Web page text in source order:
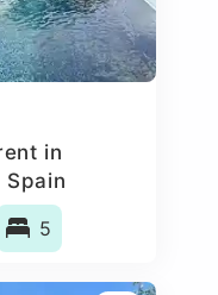
in
Spain
5